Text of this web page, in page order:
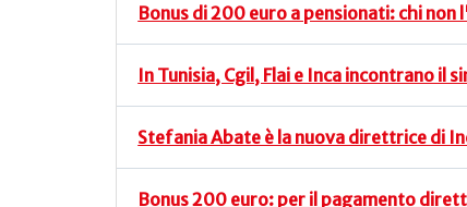
Bonus di 200 euro a pensionati: chi
In Tunisia, Cgil, Flai e Inca incontrano il
Stefania Abate è la nuova direttrice di
Bonus 200 euro: per il pagamento